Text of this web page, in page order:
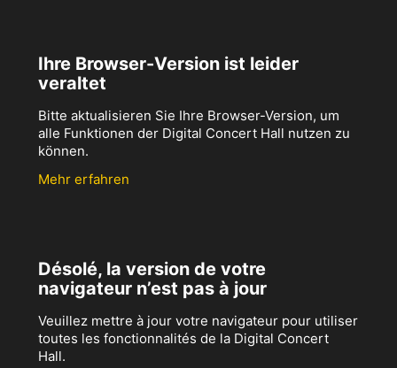
Ihre Browser-Version ist leider
veraltet
Bitte aktualisieren Sie Ihre Browser-Version, um
alle Funktionen der Digital Concert Hall nutzen zu
können.
Mehr erfahren
Désolé, la version de votre
navigateur n’est pas à jour
Veuillez mettre à jour votre navigateur pour utiliser
toutes les fonctionnalités de la Digital Concert
Hall.